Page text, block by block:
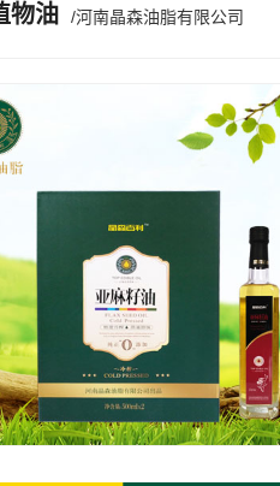
物油 /河南晶森油脂有限公司